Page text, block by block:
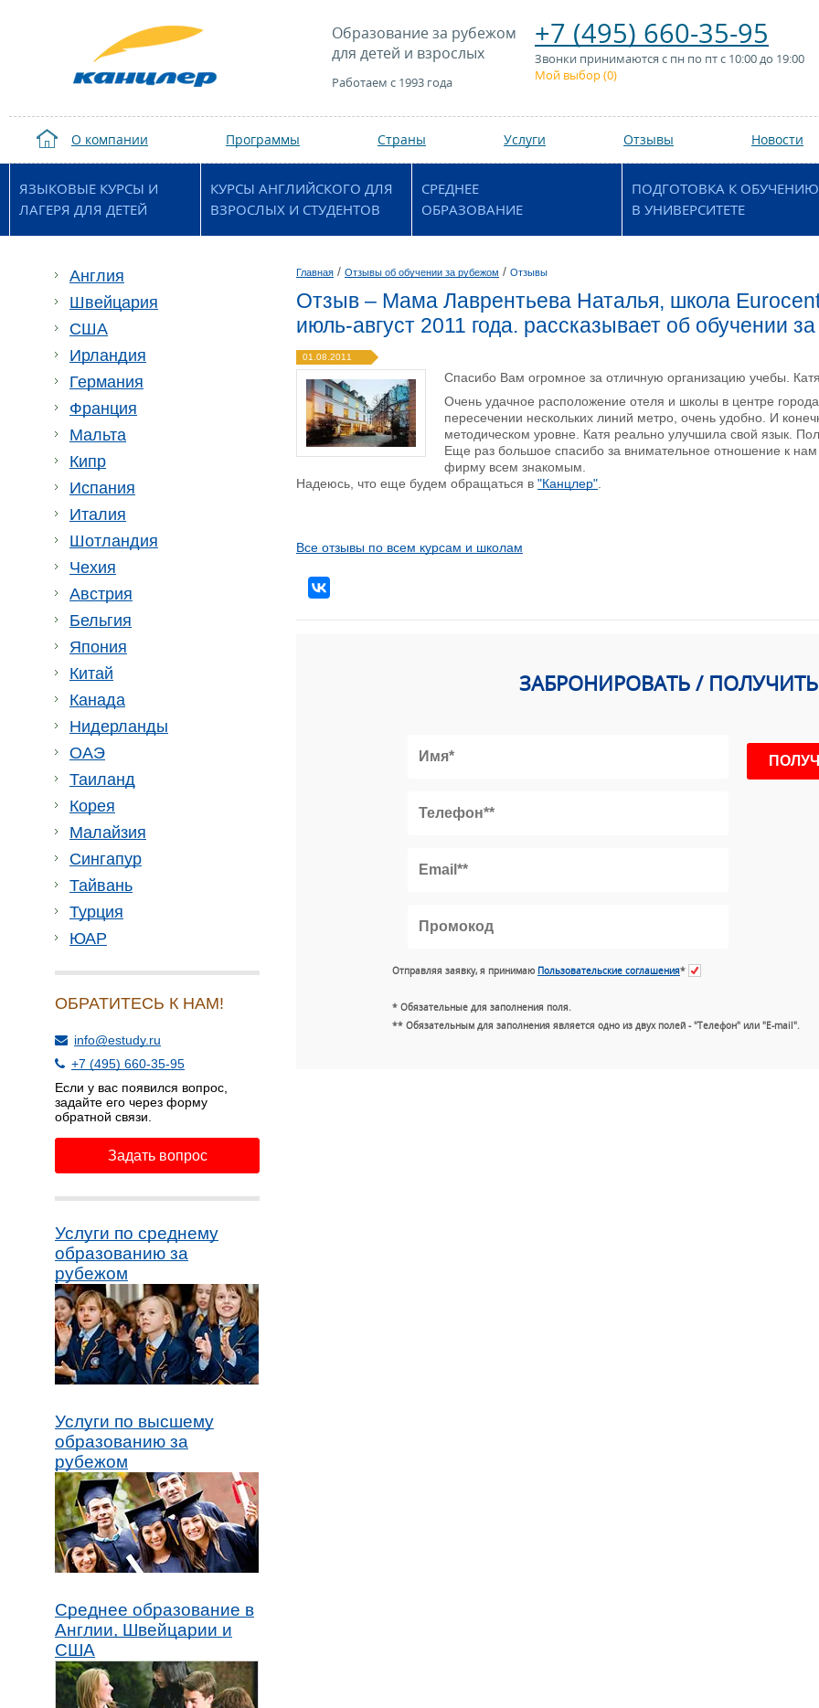
Образование за рубежом
для детей и взрослых
Работаем с 1993 года
+7 (495) 660-35-95
Звонки принимаются с пн по пт с 10:00 до 19:00
Мой выбор (0)
О компании Программы Страны Услуги Отзывы Новости
ЯЗЫКОВЫЕ КУРСЫ И
ЛАГЕРЯ ДЛЯ ДЕТЕЙ
КУРСЫ АНГЛИЙСКОГО ДЛЯ
ВЗРОСЛЫХ И СТУДЕНТОВ
СРЕДНЕЕ
ОБРАЗОВАНИЕ
ПОДГОТОВКА К ОБУЧЕНИЮ
В УНИВЕРСИТЕТЕ
Англия
Швейцария
США
Ирландия
Германия
Франция
Мальта
Кипр
Испания
Италия
Шотландия
Чехия
Австрия
Бельгия
Япония
Китай
Канада
Нидерланды
ОАЭ
Таиланд
Корея
Малайзия
Сингапур
Тайвань
Турция
ЮАР
ОБРАТИТЕСЬ К НАМ!
info@estudy.ru
+7 (495) 660-35-95
Если у вас появился вопрос,
задайте его через форму
обратной связи.
Задать вопрос
Услуги по среднему
образованию за
рубежом
Услуги по высшему
образованию за
рубежом
Среднее образование в
Англии, Швейцарии и
США
Главная / Отзывы об обучении за рубежом / Отзывы
Отзыв – Мама Лаврентьева Наталья, школа
июль-август 2011 года. рассказывает об обучении
01.08.2011
Спасибо Вам огромное за отличную организацию учебы.
Очень удачное расположение отеля и школы в центре
пересечении нескольких линий метро, очень удобно. И
методическом уровне. Катя реально улучшила свой язык.
Еще раз большое спасибо за внимательное отношение к
фирму всем знакомым.
Надеюсь, что еще будем обращаться в "Канцлер"
Все отзывы по всем курсам и школам
ЗАБРОНИРОВАТЬ /
Отправляя заявку, я принимаю Пользовательские соглашения*
* Обязательные для заполнения поля.
** Обязательным для заполнения является одно из двух полей - "Телефон" или "E-mail".